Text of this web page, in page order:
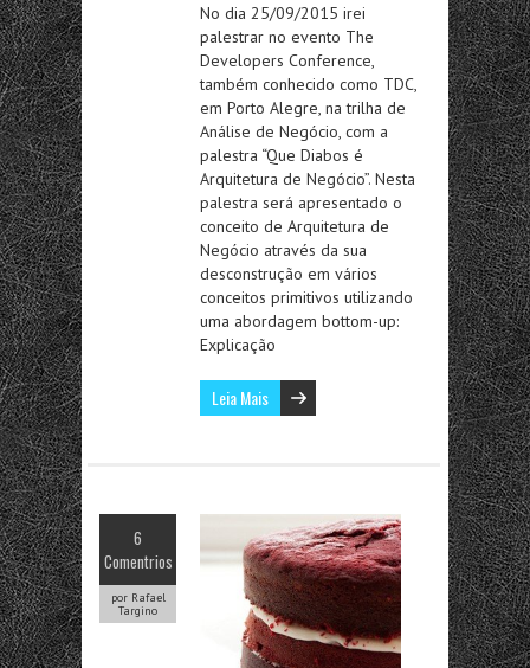
No dia 25/09/2015 irei
palestrar no evento The
Developers Conference,
também conhecido como TDC,
em Porto Alegre, na trilha de
Análise de Negócio, com a
palestra “Que Diabos é
Arquitetura de Negócio”. Nesta
palestra será apresentado o
conceito de Arquitetura de
Negócio através da sua
desconstrução em vários
conceitos primitivos utilizando
uma abordagem bottom-up:
Explicação
Leia Mais
6
Comentrios
por Rafael
Targino